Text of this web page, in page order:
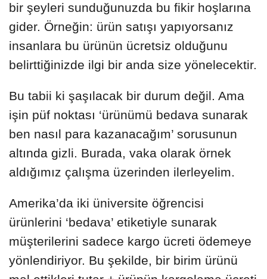
bir şeyleri sunduğunuzda bu fikir hoşlarına
gider. Örneğin: ürün satışı yapıyorsanız
insanlara bu ürünün ücretsiz olduğunu
belirttiğinizde ilgi bir anda size yönelecektir.
Bu tabii ki şaşılacak bir durum değil. Ama
işin püf noktası ‘ürünümü bedava sunarak
ben nasıl para kazanacağım’ sorusunun
altında gizli. Burada, vaka olarak örnek
aldığımız çalışma üzerinden ilerleyelim.
Amerika’da iki üniversite öğrencisi
ürünlerini ‘bedava’ etiketiyle sunarak
müşterilerini sadece kargo ücreti ödemeye
yönlendiriyor. Bu şekilde, bir birim ürünü